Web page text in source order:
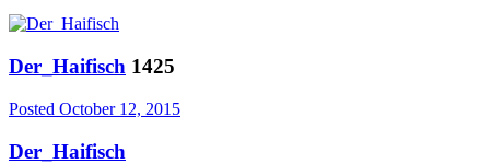
Der_Haifisch 1425
Posted October 12, 2015
Der_Haifisch